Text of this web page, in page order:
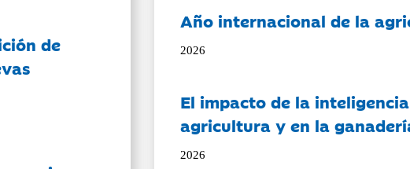
de
Año internacional de la
2026
El impacto de la
agricultura y en la
2026